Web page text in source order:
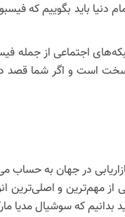
دنیا باید بگوییم که
در شبکه‌های اجتماعی از
است و اگر شما قصد
در جهان به حساب
مهم‌ترین و اصلی‌ترین
بدانیم که سوشیال مدیا